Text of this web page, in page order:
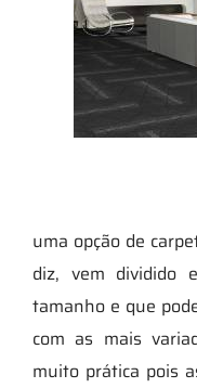
uma opção de
diz, vem dividido
tamanho e que
com as mais
muito prática pois